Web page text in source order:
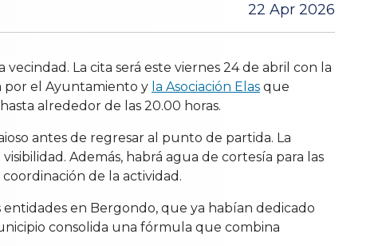
22 Apr 2026
La cita será este viernes 24 de abril con la
por el Ayuntamiento y la Asociación Elas que
alrededor de las 20.00 horas.
antes de regresar al punto de partida. La
Además, habrá agua de cortesía para las
de la actividad.
en Bergondo, que ya habían dedicado
consolida una fórmula que combina